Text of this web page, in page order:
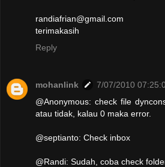
randiafrian@gmail.com
terimakasih
Reply
mohanlink
7/07/2010
@Anonymous: check file
atau tidak, kalau 0 maka error.
@septianto: Check inbox
@Randi: Sudah, coba check